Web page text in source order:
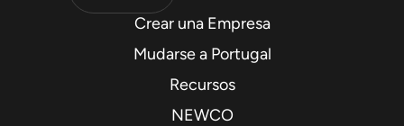
Crear una Empresa
Mudarse a Portugal
Recursos
NEWCO